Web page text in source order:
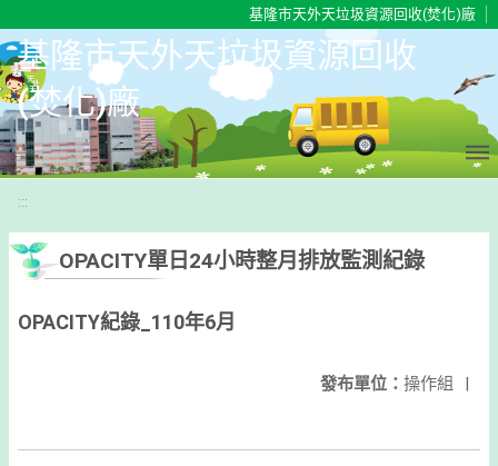
基隆市天外天垃圾資源回收(焚化)廠
基隆市天外天垃圾資源回收
(焚化)廠
:::
OPACITY單日24小時整月排放監測紀錄
OPACITY紀錄_110年6月
發布單位： 操作組 |